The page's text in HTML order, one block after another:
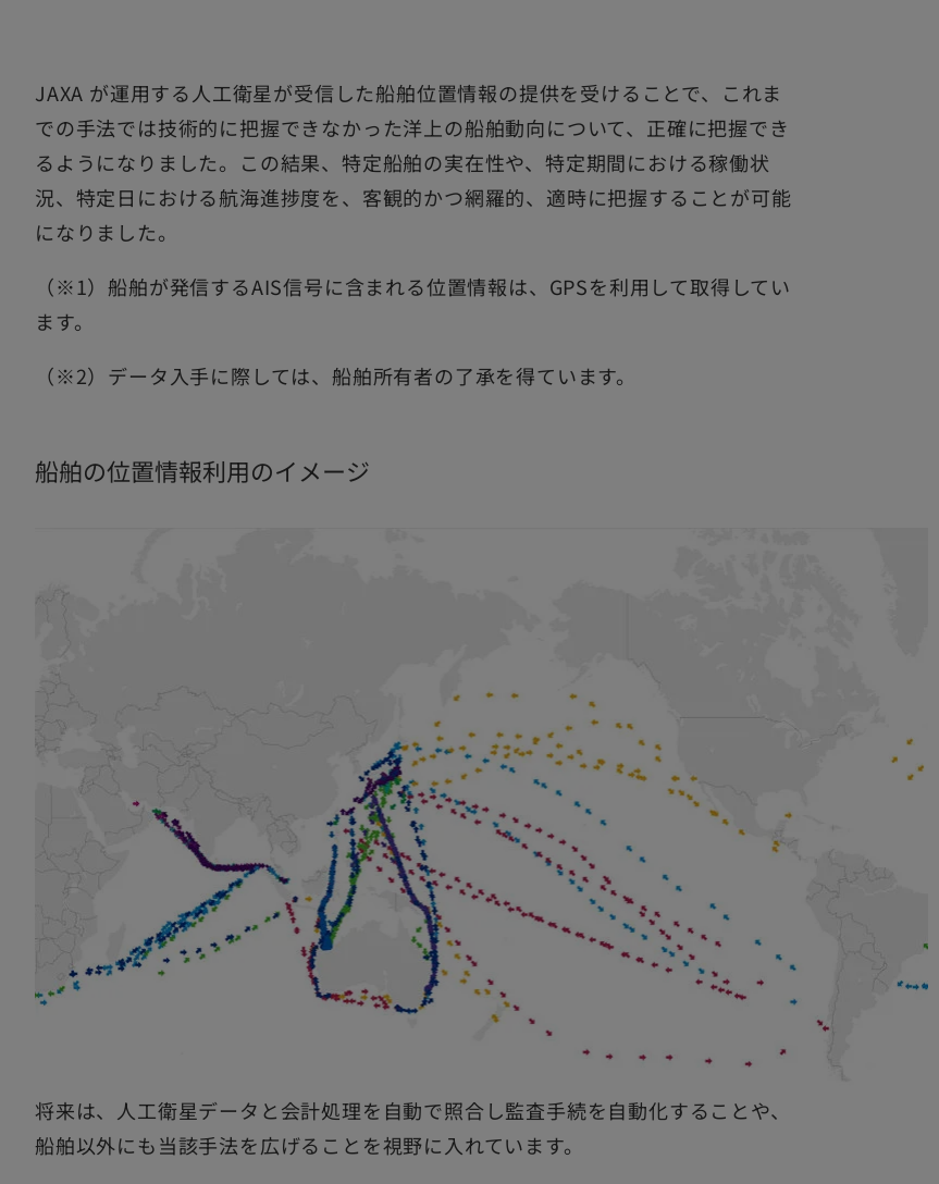
JAXA が運用する人工衛星が受信した船舶位置情報の提供を受けることで、これま
での手法では技術的に把握できなかった洋上の船舶動向について、正確に把握でき
るようになりました。この結果、特定船舶の実在性や、特定期間における稼働状
況、特定日における航海進捗度を、客観的かつ網羅的、適時に把握することが可能
になりました。
（※1）船舶が発信するAIS信号に含まれる位置情報は、GPSを利用して取得してい
ます。
（※2）データ入手に際しては、船舶所有者の了承を得ています。
船舶の位置情報利用のイメージ
将来は、人工衛星データと会計処理を自動で照合し監査手続を自動化することや、
船舶以外にも当該手法を広げることを視野に入れています。